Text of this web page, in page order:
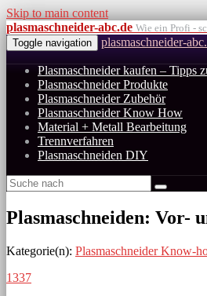
Skip to main content
plasmaschneider-abc.de Wie ein Profi -
Toggle navigation
plasmaschneider-
Plasmaschneider kaufen – Tipps
Plasmaschneider Produkte
Plasmaschneider Zubehör
Plasmaschneider Know How
Material + Metall Bearbeitung
Trennverfahren
Plasmaschneiden DIY
Plasmaschneiden: Vor-
Kategorie(n): Plasmaschneider Know-
1337